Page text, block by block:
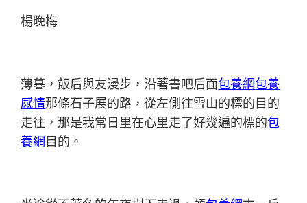
楊晚梅
薄暮，飯后與友漫步，沿著書吧后面包養網包養
感情那條石子展的路，從左側往雪山的標的目的
走往，那是我常日里在心里走了好幾遍的標的包
養網 目的。